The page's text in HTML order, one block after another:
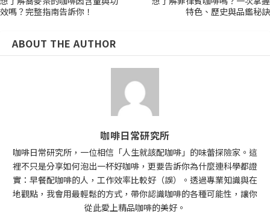
效嗎？完整指南告訴你！
特色、歷史與品鑑秘訣
ABOUT THE AUTHOR
咖啡日常研究所
咖啡日常研究所，一位相信「人生就該配咖啡」的味蕾探險家。這
裡不只是分享如何泡出一杯好咖啡，更要告訴你為什麼連科學都證
實：早餐配咖啡的人，工作效率比較好（誤）。透過專業知識與在
地觀點，我會用最輕鬆的方式，帶你認識咖啡的各種可能性，讓你
從此愛上精品咖啡的美好。